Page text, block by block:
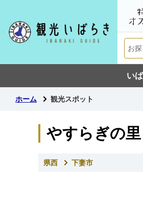
い
ホーム 観光スポット
やすらぎの
県西 下妻市